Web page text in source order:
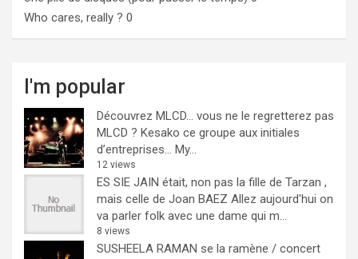
Who cares, really ? 0
I'm popular
Découvrez MLCD… vous ne le regretterez pas
MLCD ? Kesako ce groupe aux initiales
d’entreprises… My...
12 views
ES SIE JAIN était, non pas la fille de Tarzan ,
mais celle de Joan BAEZ Allez aujourd'hui on
va parler folk avec une dame qui m...
8 views
SUSHEELA RAMAN se la ramène / concert